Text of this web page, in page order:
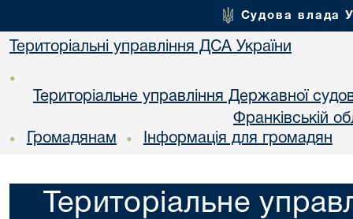
Судова влада
Територіальні управління ДСА України
•
Територіальне управління Державної
Франкiвській
• Громадянам • Інформація для громадян
Територіальне